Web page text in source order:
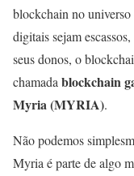
blockchain no
digitais sejam
seus donos, o
chamada blockchain
Myria (MYRIA).
Não podemos
Myria é parte de algo